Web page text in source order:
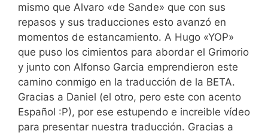
mismo que Alvaro «de Sande» que con sus
repasos y sus traducciones esto avanzó en
momentos de estancamiento. A Hugo «YOP»
que puso los cimientos para abordar el Grimorio
y junto con Alfonso Garcia emprendieron este
camino conmigo en la traducción de la BETA.
Gracias a Daniel (el otro, pero este con acento
Español :P), por ese estupendo e increible vídeo
para presentar nuestra traducción. Gracias a